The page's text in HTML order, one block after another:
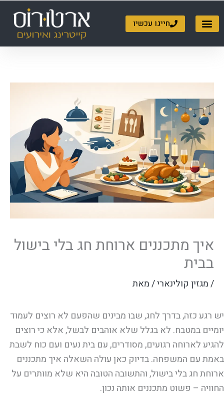
לתוכן
חייגו עכשיו
איך מתכננים ארוחת חג בלי בישול
בבית
/מגזין קולינארי/ מאת
יש רגע כזה, בדרך לחג, שבו מבינים שהפעם לא רוצים לעמוד
יומיים במטבח. לא בגלל שלא אוהבים לבשל, אלא כי רוצים
להגיע לארוחה רגועים, מסודרים, עם בית נעים ועם כוח לשבת
באמת עם המשפחה. בדיוק כאן עולה השאלה איך מתכננים
ארוחת חג בלי בישול, והתשובה הטובה היא שלא מוותרים על
החוויה – פשוט מתכננים אותה נכון.